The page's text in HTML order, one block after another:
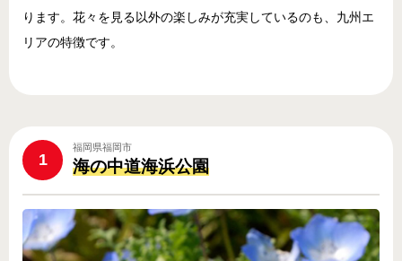
ります。花々を見る以外の楽しみが充実しているのも、九州エ
リアの特徴です。
1
福岡県福岡市
海の中道海浜公園